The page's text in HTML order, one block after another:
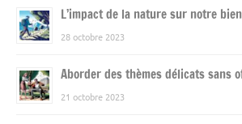
L’impact de la nature sur notre
28 octobre 2023
Aborder des thèmes délicats sans
21 octobre 2023